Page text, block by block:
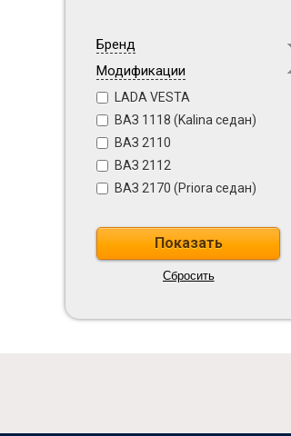
Бренд
Модификации
LADA VESTA
ВАЗ 1118 (Kalina седан)
ВАЗ 2110
ВАЗ 2112
ВАЗ 2170 (Priora седан)